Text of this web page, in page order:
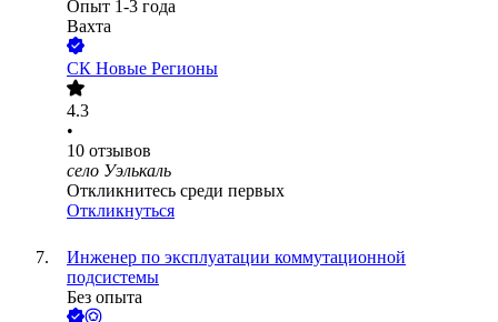
Опыт 1-3 года
Вахта
СК Новые Регионы
4.3
•
10 отзывов
село Уэлькаль
Откликнитесь среди первых
Откликнуться
Инженер по эксплуатации коммутационной
подсистемы
Без опыта